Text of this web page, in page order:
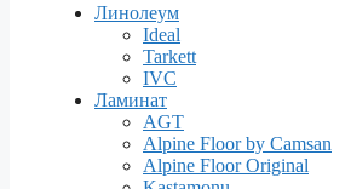
Линолеум
Ideal
Tarkett
IVC
Ламинат
AGT
Alpine Floor by Camsan
Alpine Floor Original